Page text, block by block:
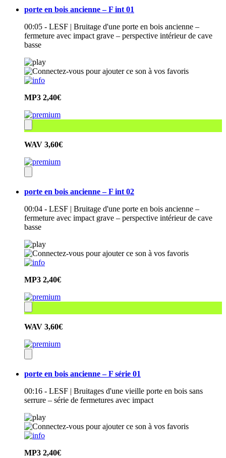
porte en bois ancienne – F int 01
00:05 - LESF | Bruitage d'une porte en bois ancienne –
fermeture avec impact grave – perspective intérieur de cave
basse
MP3 2,40€
WAV 3,60€
porte en bois ancienne – F int 02
00:04 - LESF | Bruitage d'une porte en bois ancienne –
fermeture avec impact grave – perspective intérieur de cave
basse
MP3 2,40€
WAV 3,60€
porte en bois ancienne – F série 01
00:16 - LESF | Bruitages d'une vieille porte en bois sans
serrure – série de fermetures avec impact
MP3 2,40€